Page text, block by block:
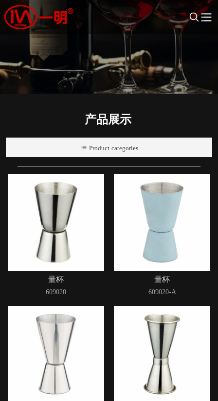
产品展示
Product categories
量杯
609020
量杯
609020-A